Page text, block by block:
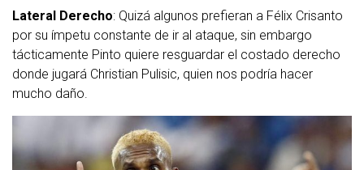
Lateral Derecho: Quizá algunos prefieran a Félix Crisanto
por su ímpetu constante de ir al ataque, sin embargo
tácticamente Pinto quiere resguardar el costado derecho
donde jugará Christian Pulisic, quien nos podría hacer
mucho daño.